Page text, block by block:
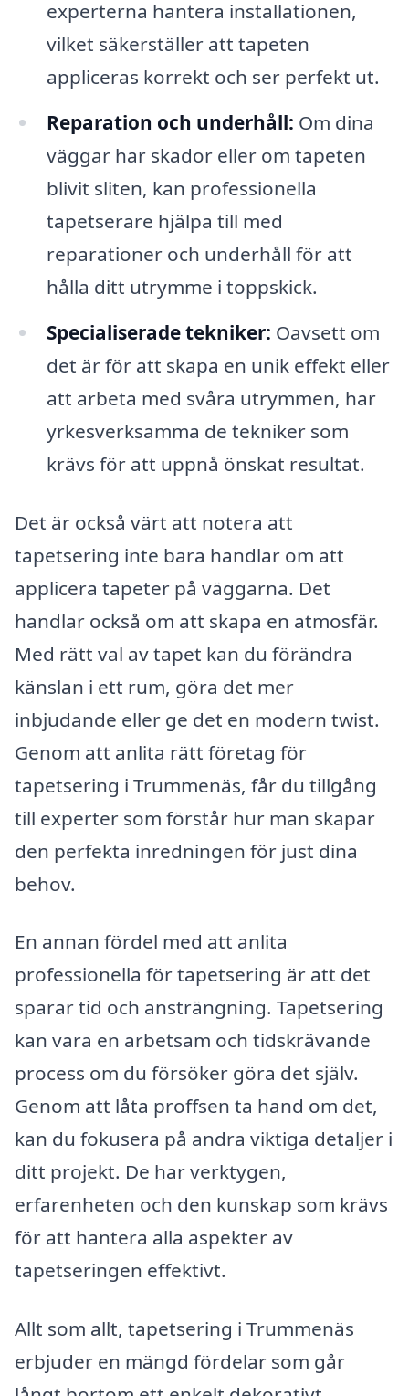
experterna hantera installationen,
vilket säkerställer att tapeten
appliceras korrekt och ser perfekt ut.
Reparation och underhåll: Om dina
väggar har skador eller om tapeten
blivit sliten, kan professionella
tapetserare hjälpa till med
reparationer och underhåll för att
hålla ditt utrymme i toppskick.
Specialiserade tekniker: Oavsett om
det är för att skapa en unik effekt eller
att arbeta med svåra utrymmen, har
yrkesverksamma de tekniker som
krävs för att uppnå önskat resultat.
Det är också värt att notera att
tapetsering inte bara handlar om att
applicera tapeter på väggarna. Det
handlar också om att skapa en atmosfär.
Med rätt val av tapet kan du förändra
känslan i ett rum, göra det mer
inbjudande eller ge det en modern twist.
Genom att anlita rätt företag för
tapetsering i Trummenäs, får du tillgång
till experter som förstår hur man skapar
den perfekta inredningen för just dina
behov.
En annan fördel med att anlita
professionella för tapetsering är att det
sparar tid och ansträngning. Tapetsering
kan vara en arbetsam och tidskrävande
process om du försöker göra det själv.
Genom att låta proffsen ta hand om det,
kan du fokusera på andra viktiga detaljer i
ditt projekt. De har verktygen,
erfarenheten och den kunskap som krävs
för att hantera alla aspekter av
tapetseringen effektivt.
Allt som allt, tapetsering i Trummenäs
erbjuder en mängd fördelar som går